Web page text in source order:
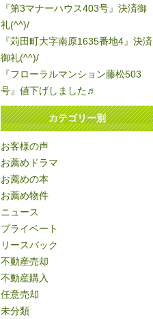
『第3マナーハウス403号』決済御
礼(^^)/
『苅田町大字南原1635番地4』決済
御礼(^^)/
『フローラルマンション藤松503
号』値下げしました♬
カテゴリー別
お客様の声
お薦めドラマ
お薦めの本
お薦め物件
ニュース
プライベート
リースバック
不動産売却
不動産購入
任意売却
未分類